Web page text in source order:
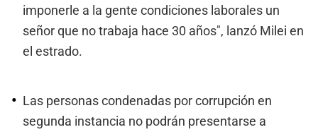
imponerle a la gente condiciones laborales un
señor que no trabaja hace 30 años", lanzó Milei en
el estrado.
Las personas condenadas por corrupción en
segunda instancia no podrán presentarse a